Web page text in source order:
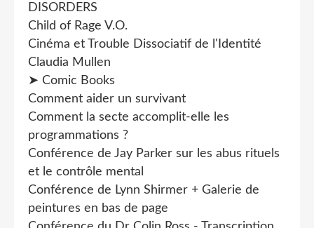
DISORDERS
Child of Rage V.O.
Cinéma et Trouble Dissociatif de l'Identité
Claudia Mullen
➤ Comic Books
Comment aider un survivant
Comment la secte accomplit-elle les
programmations ?
Conférence de Jay Parker sur les abus rituels
et le contrôle mental
Conférence de Lynn Shirmer + Galerie de
peintures en bas de page